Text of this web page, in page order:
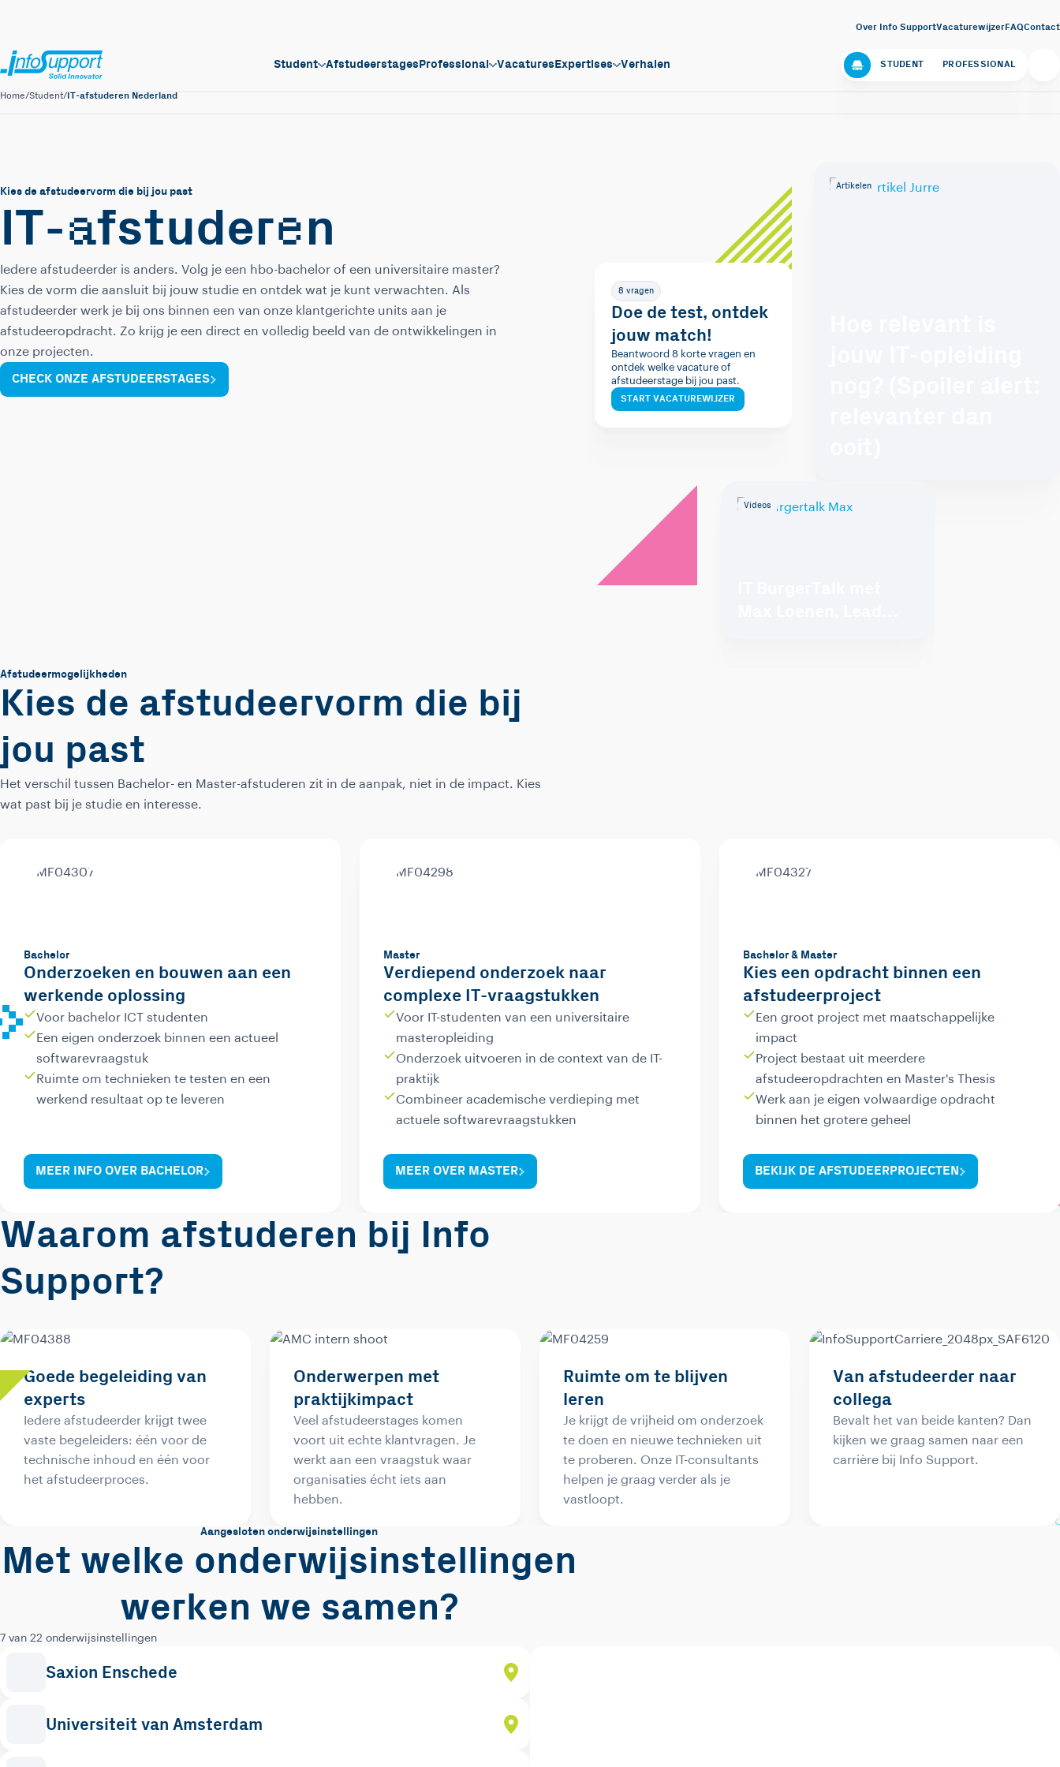
Over Info SupportVacaturewijzerFAQContact
Student AfstudeerstagesProfessional VacaturesExpertises Verhalen STUDENT PROFESSIONAL
Home/Student/IT-afstuderen Nederland
Kies de afstudeervorm die bij jou past
IT-afstuderen
Iedere afstudeerder is anders. Volg je een hbo-bachelor of een universitaire master?
Kies de vorm die aansluit bij jouw studie en ontdek wat je kunt verwachten. Als
afstudeerder werk je bij ons binnen een van onze klantgerichte units aan je
afstudeeropdracht. Zo krijg je een direct en volledig beeld van de ontwikkelingen in
onze projecten.
CHECK ONZE AFSTUDEERSTAGES
Artikelen
Videos
8 vragen
Doe de test, ontdek
jouw match!
Beantwoord 8 korte vragen en
ontdek welke vacature of
afstudeerstage bij jou past.
START VACATUREWIJZER
Afstudeermogelijkheden
Kies de afstudeervorm die bij
jou past
Het verschil tussen Bachelor- en Master-afstuderen zit in de aanpak, niet in de impact. Kies
wat past bij je studie en interesse.
Bachelor
Onderzoeken en bouwen aan een
werkende oplossing
Voor bachelor ICT studenten
Een eigen onderzoek binnen een actueel
softwarevraagstuk
Ruimte om technieken te testen en een
werkend resultaat op te leveren
MEER INFO OVER BACHELOR
Master
Verdiepend onderzoek naar
complexe IT-vraagstukken
Voor IT-studenten van een universitaire
masteropleiding
Onderzoek uitvoeren in de context van de IT-
praktijk
Combineer academische verdieping met
actuele softwarevraagstukken
MEER OVER MASTER
Bachelor & Master
Kies een opdracht binnen een
afstudeerproject
Een groot project met maatschappelijke
impact
Project bestaat uit meerdere
afstudeeropdrachten en Master's Thesis
Werk aan je eigen volwaardige opdracht
binnen het grotere geheel
BEKIJK DE AFSTUDEERPROJECTEN
Waarom afstuderen bij Info
Support?
Goede begeleiding van
experts
Iedere afstudeerder krijgt twee
vaste begeleiders: één voor de
technische inhoud en één voor
het afstudeerproces.
Onderwerpen met
praktijkimpact
Veel afstudeerstages komen
voort uit echte klantvragen. Je
werkt aan een vraagstuk waar
organisaties écht iets aan
hebben.
Ruimte om te blijven
leren
Je krijgt de vrijheid om onderzoek
te doen en nieuwe technieken uit
te proberen. Onze IT-consultants
helpen je graag verder als je
vastloopt.
Van afstudeerder naar
collega
Bevalt het van beide kanten? Dan
kijken we graag samen naar een
carrière bij Info Support.
Aangesloten onderwijsinstellingen
Met welke onderwijsinstellingen
werken we samen?
7 van 22 onderwijsinstellingen
Saxion Enschede
Universiteit van Amsterdam